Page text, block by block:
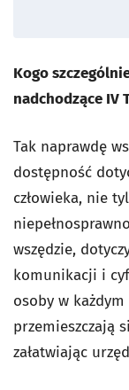
Kogo
nadchodzące IV
Tak naprawdę
dostępność
człowieka, nie
wszędzie,
komunikacji i
osoby w
przemieszczają
załatwiając